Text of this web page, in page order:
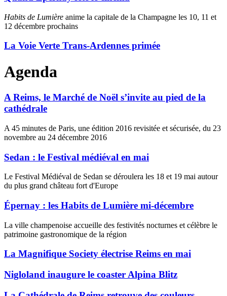
Habits de Lumière anime la capitale de la Champagne les 10, 11 et
12 décembre prochains
La Voie Verte Trans-Ardennes primée
Agenda
A Reims, le Marché de Noël s’invite au pied de la
cathédrale
A 45 minutes de Paris, une édition 2016 revisitée et sécurisée, du 23
novembre au 24 décembre 2016
Sedan : le Festival médiéval en mai
Le Festival Médiéval de Sedan se déroulera les 18 et 19 mai autour
du plus grand château fort d'Europe
Épernay : les Habits de Lumière mi-décembre
La ville champenoise accueille des festivités nocturnes et célèbre le
patrimoine gastronomique de la région
La Magnifique Society électrise Reims en mai
Nigloland inaugure le coaster Alpina Blitz